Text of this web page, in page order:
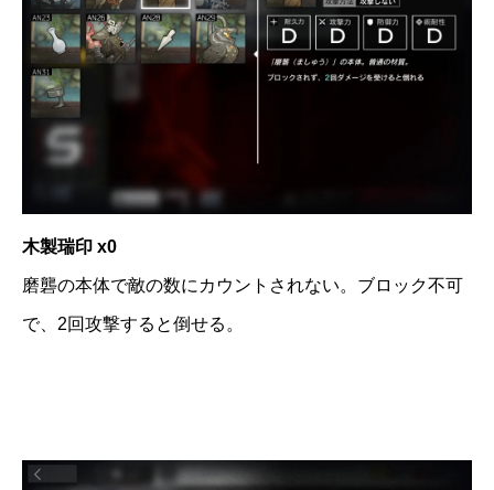
木製瑞印 x0
磨礱の本体で敵の数にカウントされない。ブロック不可
で、2回攻撃すると倒せる。